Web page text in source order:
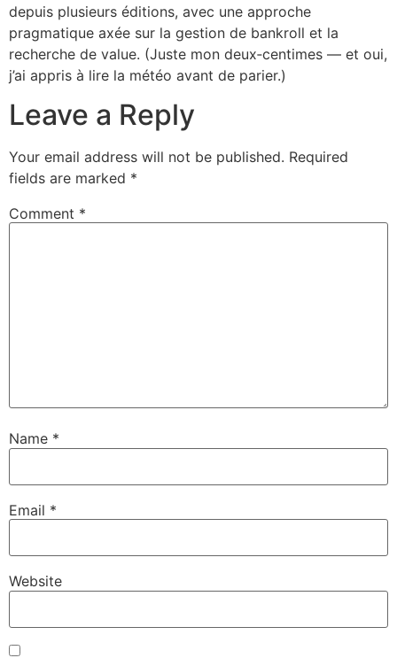
depuis plusieurs éditions, avec une approche
pragmatique axée sur la gestion de bankroll et la
recherche de value. (Juste mon deux‑centimes — et oui,
j’ai appris à lire la météo avant de parier.)
Leave a Reply
Your email address will not be published. Required
fields are marked *
Comment *
Name *
Email *
Website